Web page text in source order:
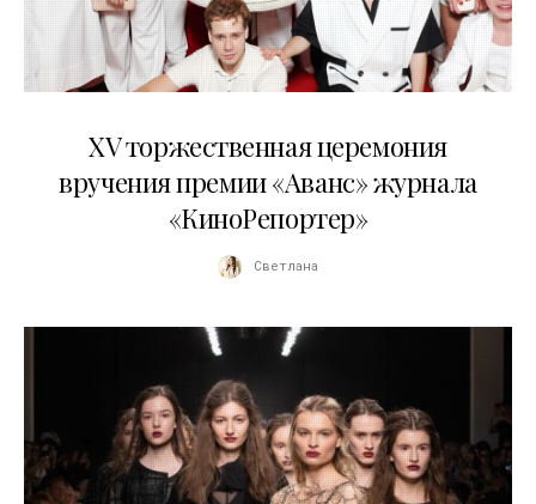
XV торжественная церемония
вручения премии «Аванс» журнала
«КиноРепортер»
Светлана